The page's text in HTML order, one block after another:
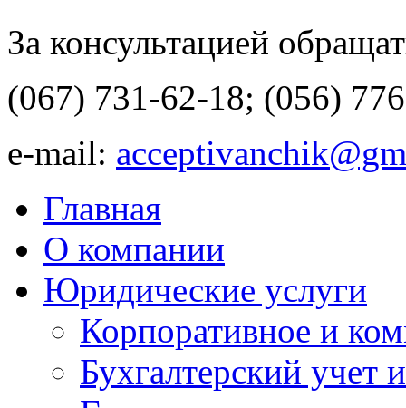
За консультацией
(067) 731-62-18; (056)
e-mail:
Главная
О компании
Юридические услуги
Корпоративное и
Бухгалтерский учет